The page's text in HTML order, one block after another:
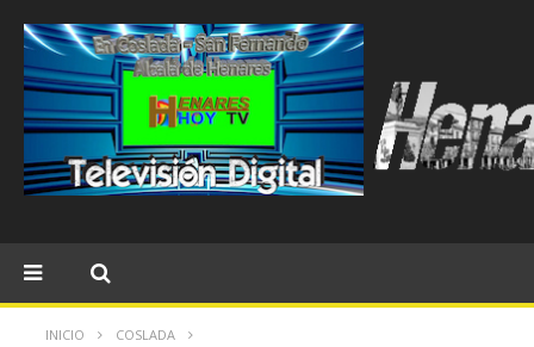
INICIO COSLADA